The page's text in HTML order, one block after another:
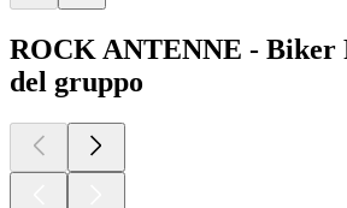
ROCK ANTENNE - Biker
del gruppo